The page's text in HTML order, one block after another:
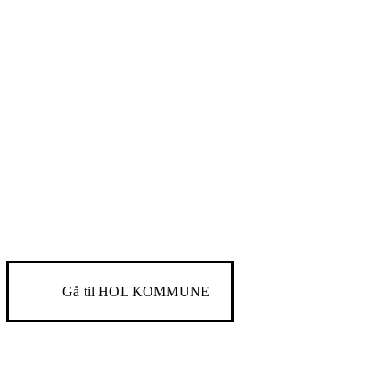
Gå tilHOL KOMMUNE